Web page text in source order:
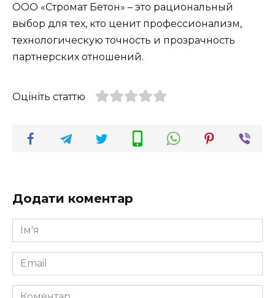
ООО «Стромат Бетон» – это рациональный
выбор для тех, кто ценит профессионализм,
технологическую точность и прозрачность
партнерских отношений.
Оцініть статтю
Додати коментар
Ім'я
*
Email
*
Коментар